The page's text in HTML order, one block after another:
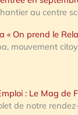
au centre
« On prend le
mouvement
: Le Mag de
de notre